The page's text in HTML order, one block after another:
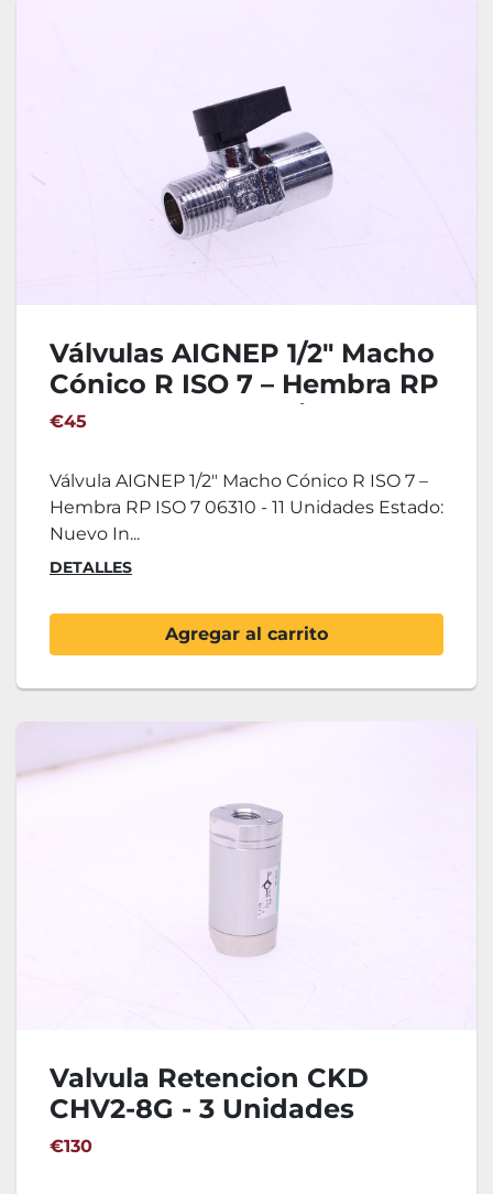
Válvulas AIGNEP 1/2" Macho
Cónico R ISO 7 – Hembra RP
ISO 7 06310 - 11 Unidades
€45
Válvula AIGNEP 1/2" Macho Cónico R ISO 7 –
Hembra RP ISO 7 06310 - 11 Unidades Estado:
Nuevo In...
DETALLES
Agregar al carrito
Valvula Retencion CKD
CHV2-8G - 3 Unidades
€130